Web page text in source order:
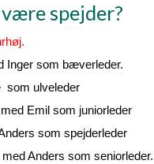
spejder?
Inger som bæverleder.
som ulveleder
Emil som juniorleder
som spejderleder
Anders som seniorleder.